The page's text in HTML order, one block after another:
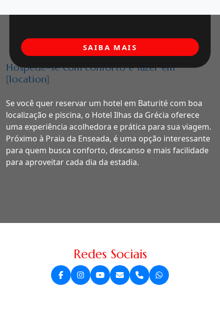
Hospede-se com conforto e lazer em
[location]
Se você quer reservar um hotel em Baturité com boa
localização e piscina, o Hotel Ilhas da Grécia oferece
uma experiência acolhedora e prática para sua viagem.
Próximo à Praia da Enseada, é uma opção interessante
para quem busca conforto, descanso e mais facilidade
para aproveitar cada dia da estadia.
SAIBA MAIS
Redes Sociais